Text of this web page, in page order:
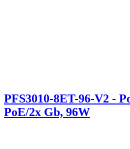
PFS3010-8ET-96-V2 -
PoE/2x Gb, 96W